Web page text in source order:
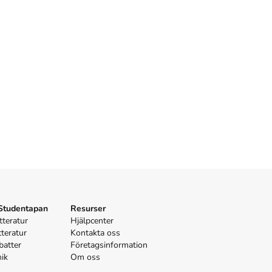
Resurser
Hjälpcenter
Kontakta oss
Företagsinformation
Om oss